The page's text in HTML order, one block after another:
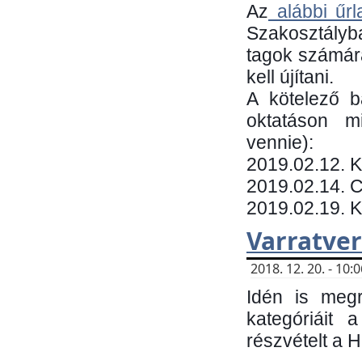
Az alábbi
tagok
kell újítani.
​A kötelező
oktatáson
vennie):
​2019.02.12.
2019.02.14.
2019.02.19.
2018. 12. 20. -
Idén is
kategóriáit
részvételt a